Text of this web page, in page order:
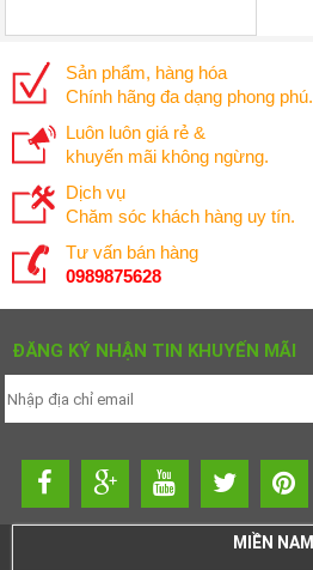
Sản phẩm, hàng hóa
Chính hãng đa dạng phong phú.
Luôn luôn giá rẻ &
khuyến mãi không ngừng.
Dịch vụ
Chăm sóc khách hàng uy tín.
Tư vấn bán hàng
0989875628
ĐĂNG KÝ NHẬN TIN KHUYẾN MÃI
MIỀN NAM